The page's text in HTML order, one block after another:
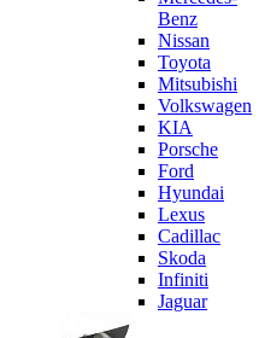
Benz
Nissan
Toyota
Mitsubishi
Volkswagen
KIA
Porsche
Ford
Hyundai
Lexus
Cadillac
Skoda
Infiniti
Jaguar